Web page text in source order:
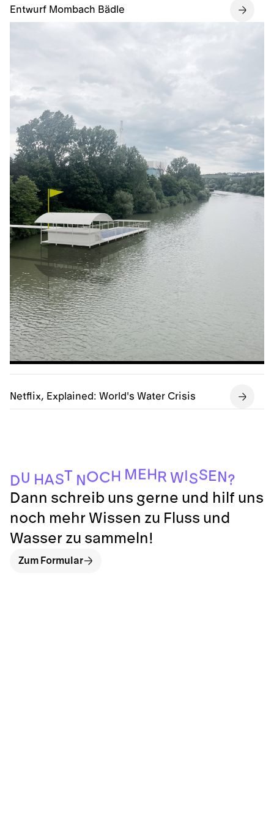
Entwurf Mombach Bädle
Netflix, Explained: World's Water Crisis
DU HAST NOCH MEH R WISSEN?
Dann schreib uns gerne und hilf uns
noch mehr Wissen zu Fluss und
Wasser zu sammeln!
Zum Formular